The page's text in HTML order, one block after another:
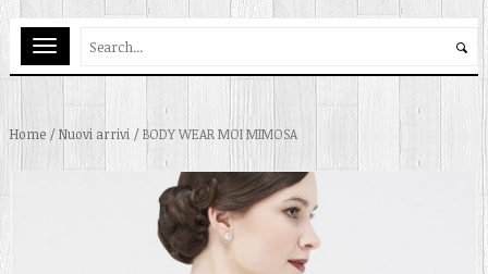
Home /Nuovi arrivi / BODY WEAR MOI MIMOSA